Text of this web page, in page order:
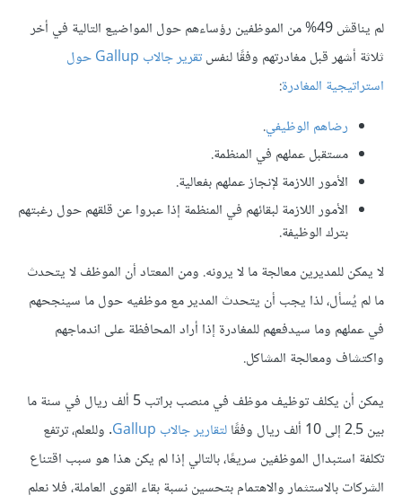
لم يناقش 49% من الموظفين رؤساءهم حول المواضيع التالية في أخر
ثلاثة أشهر قبل مغادرتهم وفقًا لنفس
تقرير جالاب Gallup حول
استراتيجية المغادرة:
رضاهم الوظيفي.
مستقبل عملهم في المنظمة.
الأمور اللازمة لإنجاز عملهم بفعالية.
الأمور اللازمة لبقائهم في المنظمة إذا عبروا عن قلقهم حول رغبتهم
بترك الوظيفة.
لا يمكن للمديرين معالجة ما لا يرونه. ومن المعتاد أن الموظف لا يتحدث
ما لم يُسأل، لذا يجب أن يتحدث المدير مع موظفيه حول ما سينجحهم
في عملهم وما سيدفعهم للمغادرة إذا أراد المحافظة على اندماجهم
واكتشاف ومعالجة المشاكل.
يمكن أن يكلف توظيف موظف في منصب براتب 5 ألف ريال في سنة ما
بين 2.5 إلى 10 ألف ريال وفقًا
لتقارير جالاب Gallup
. وللعلم، ترتفع
تكلفة استبدال الموظفين سريعًا، بالتالي إذا لم يكن هذا هو سبب اقتناع
الشركات بالاستثمار والاهتمام بتحسين نسبة بقاء القوى العاملة، فلا نعلم